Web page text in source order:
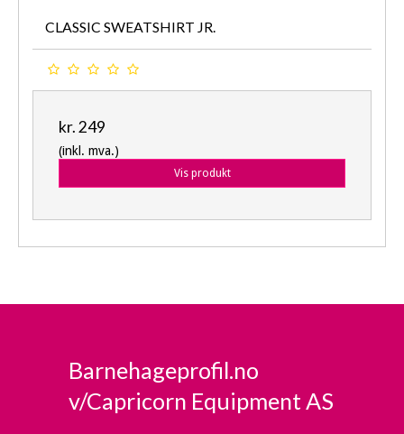
CLASSIC SWEATSHIRT JR.
kr. 249
(inkl. mva.)
Vis produkt
Barnehageprofil.no
v/Capricorn Equipment AS